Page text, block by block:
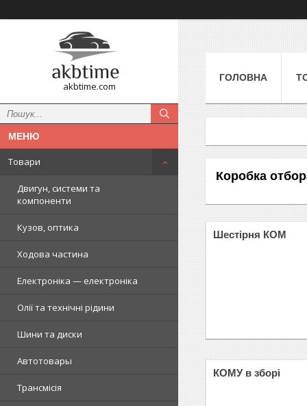
akbtime.com
Товари
Двигун, системи та
компоненти
Кузов, оптика
Ходова частина
Електроніка — електроніка
Олії та технічні рідини
Шини та диски
Автотовары
Трансмісія
ГОЛОВНА
Коробка
Шестірня КОМ
КОМУ в зборі